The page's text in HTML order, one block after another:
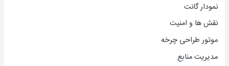
نمودار گانت
نقش ها و امنیت
موتور طراحی چرخه
مدیریت منابع